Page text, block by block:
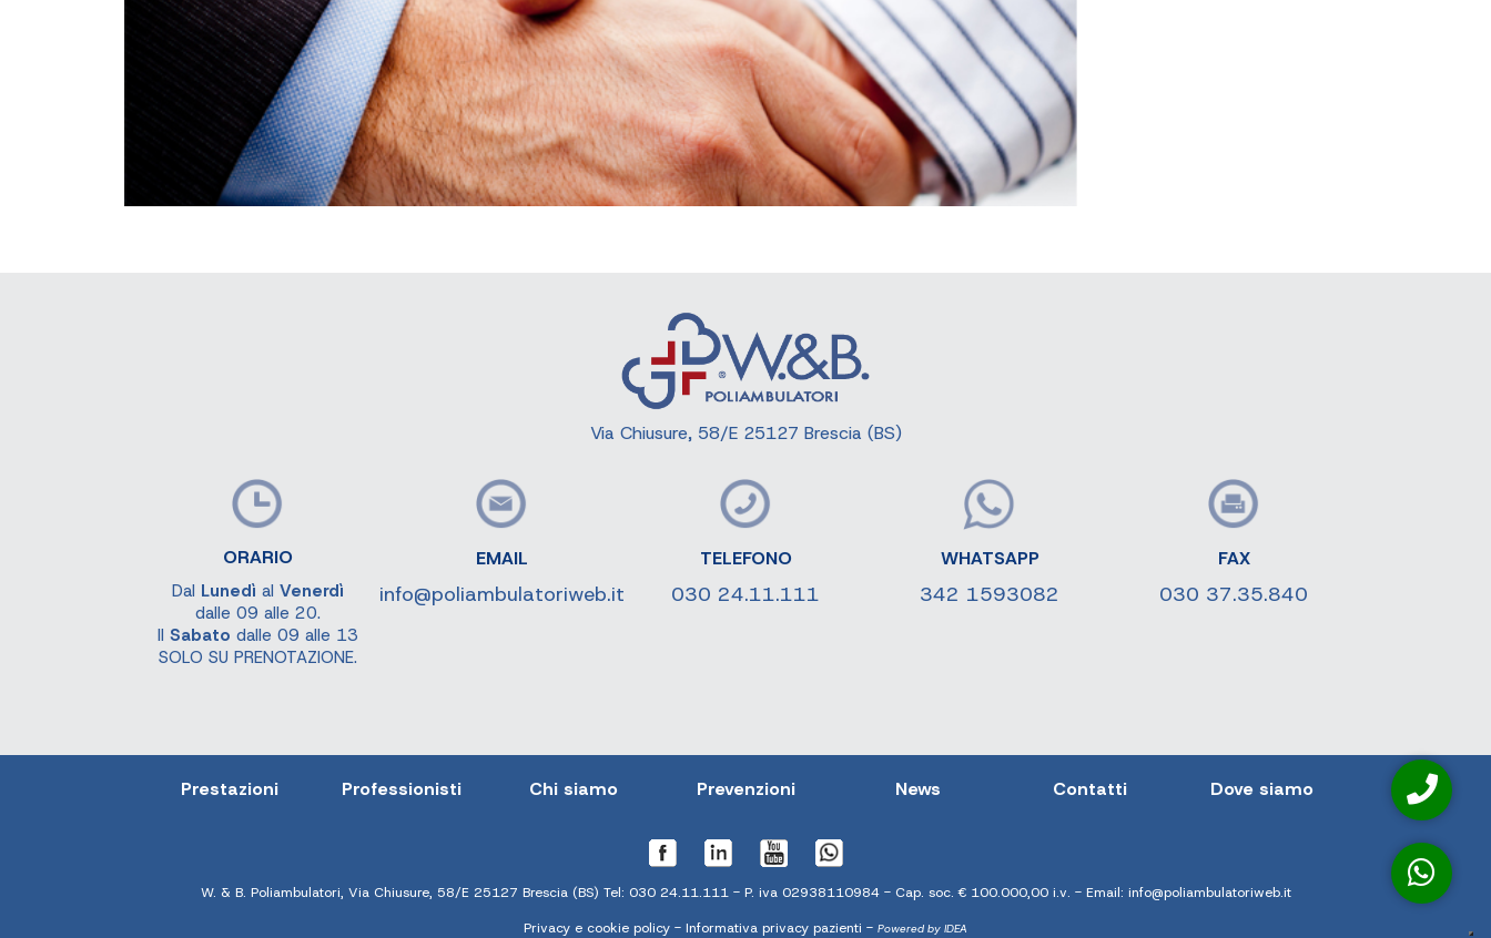
Via Chiusure, 58/E 25127 Brescia (BS)
ORARIO
Dal Lunedì al Venerdì
dalle 09 alle 20.
Il Sabato dalle 09 alle 13
SOLO SU PRENOTAZIONE.
EMAIL
info@poliambulatoriweb.it
TELEFONO
030 24.11.111
WHATSAPP
342 1593082
FAX
030 37.35.840
Prestazioni Professionisti Chi siamo Prevenzioni News Contatti Dove siamo
W. & B. Poliambulatori, Via Chiusure, 58/E 25127 Brescia (BS) Tel: 030 24.11.111- P. iva 02938110984 - Cap. soc. € 100.000,00 i.v. - Email: info@poliambulatoriweb.it
Privacy e cookie policy - Informativa privacy pazienti - Powered by IDEA